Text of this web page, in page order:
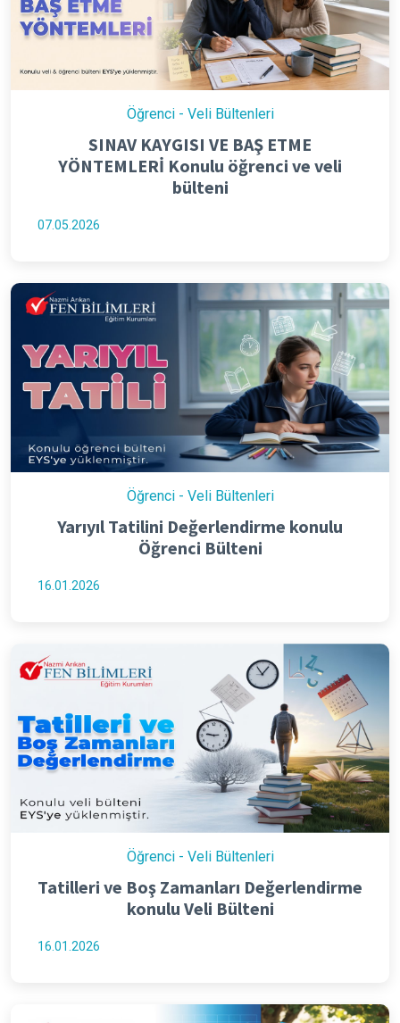
Öğrenci - Veli Bültenleri
SINAV KAYGISI VE BAŞ ETME
YÖNTEMLERİ Konulu öğrenci ve veli
bülteni
07.05.2026
Öğrenci - Veli Bültenleri
Yarıyıl Tatilini Değerlendirme konulu
Öğrenci Bülteni
16.01.2026
Öğrenci - Veli Bültenleri
Tatilleri ve Boş Zamanları Değerlendirme
konulu Veli Bülteni
16.01.2026